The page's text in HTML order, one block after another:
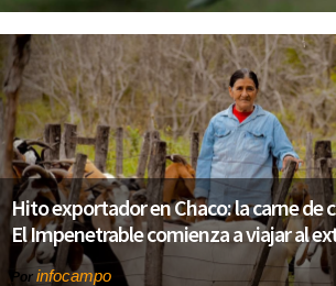
Hito exportador en Chaco: la carne de
El Impenetrable comienza a viajar al
Por infocampo